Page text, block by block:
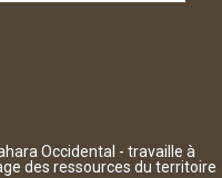
Occidental - travaille à
des ressources du territoire